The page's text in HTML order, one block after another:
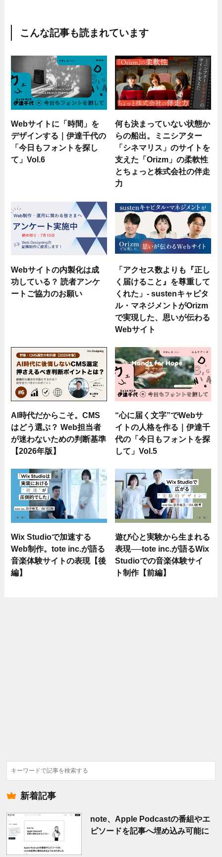
こんな記事も読まれています
Webサイトに「時間」を
デザインする｜伊達千代の
「今日もフォントを探し
て」Vol.6
何も決まっていない状態か
らの船出。ミニシアター
「シネマリス」のサイトを
支えた「Orizm」の柔軟性
とちょっと株式会社の伴走
力
Webサイトの内製化は成
功している？ 読者アンケ
ートご協力のお願い
「アクセス数よりも『正し
く届けること』を尊重して
くれた」- sustenキャピタ
ル・マネジメントがOrizm
で実現した、思いが伝わる
Webサイト
AI時代だからこそ。CMS
はどう選ぶ？ Web担当者
が迷わないための判断基準
【2026年版】
“心に届く文字”でWebサ
イトの人格を作る｜伊達千
代の「今日もフォントを探
して」Vol.5
Wix Studioで加速する
Web制作。tote inc.が語る
音楽体験サイトの表現【後
編】
遊び心と実験から生まれる
表現──tote inc.が語るWix
Studioでの音楽体験サイ
ト制作【前編】
検
索
新着記事
note、Apple Podcastの番組やエ
ピソードを記事へ埋め込み可能に